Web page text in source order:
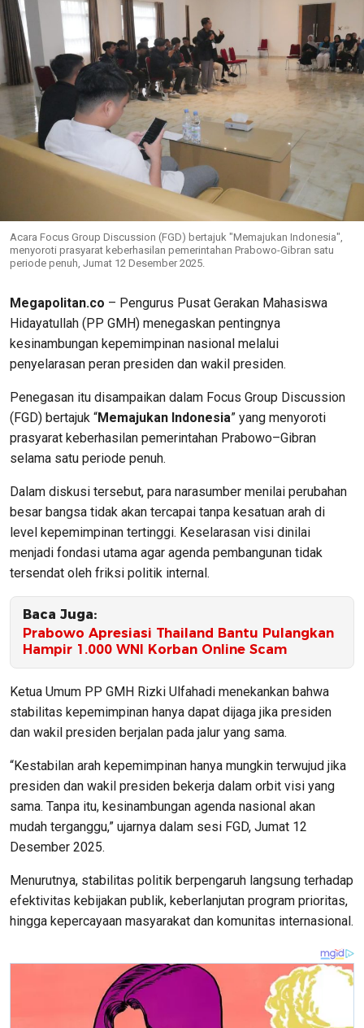
Acara Focus Group Discussion (FGD) bertajuk "Memajukan Indonesia",
menyoroti prasyarat keberhasilan pemerintahan Prabowo-Gibran satu
periode penuh, Jumat 12 Desember 2025.
Megapolitan.co – Pengurus Pusat Gerakan Mahasiswa
Hidayatullah (PP GMH) menegaskan pentingnya
kesinambungan kepemimpinan nasional melalui
penyelarasan peran presiden dan wakil presiden.
Penegasan itu disampaikan dalam Focus Group Discussion
(FGD) bertajuk “Memajukan Indonesia” yang menyoroti
prasyarat keberhasilan pemerintahan Prabowo–Gibran
selama satu periode penuh.
Dalam diskusi tersebut, para narasumber menilai perubahan
besar bangsa tidak akan tercapai tanpa kesatuan arah di
level kepemimpinan tertinggi. Keselarasan visi dinilai
menjadi fondasi utama agar agenda pembangunan tidak
tersendat oleh friksi politik internal.
Baca Juga:
Prabowo Apresiasi Thailand Bantu Pulangkan
Hampir 1.000 WNI Korban Online Scam
Ketua Umum PP GMH Rizki Ulfahadi menekankan bahwa
stabilitas kepemimpinan hanya dapat dijaga jika presiden
dan wakil presiden berjalan pada jalur yang sama.
“Kestabilan arah kepemimpinan hanya mungkin terwujud jika
presiden dan wakil presiden bekerja dalam orbit visi yang
sama. Tanpa itu, kesinambungan agenda nasional akan
mudah terganggu,” ujarnya dalam sesi FGD, Jumat 12
Desember 2025.
Menurutnya, stabilitas politik berpengaruh langsung terhadap
efektivitas kebijakan publik, keberlanjutan program prioritas,
hingga kepercayaan masyarakat dan komunitas internasional.